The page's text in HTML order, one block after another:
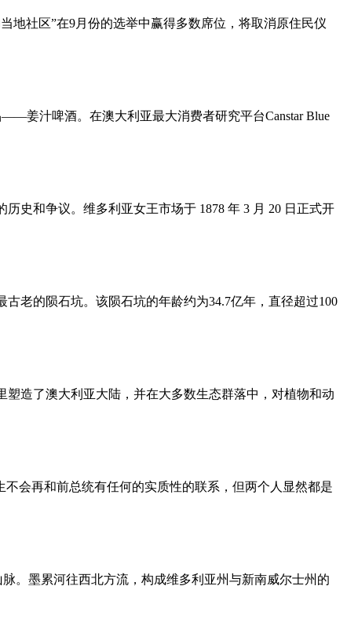
地社区”在9月份的选举中赢得多数席位，将取消原住民仪
姜汁啤酒。在澳大利亚最大消费者研究平台Canstar Blue
史和争议。维多利亚女王市场于 1878 年 3 月 20 日正式开
老的陨石坑。该陨石坑的年龄约为34.7亿年，直径超过100
造了澳大利亚大陆，并在大多数生态群落中，对植物和动
不会再和前总统有任何的实质性的联系，但两个人显然都是
。墨累河往西北方流，构成维多利亚州与新南威尔士州的